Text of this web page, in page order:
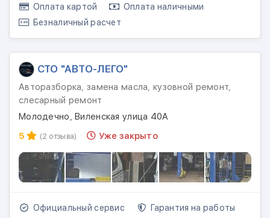
Оплата картой
Оплата наличными
Безналичный расчет
СТО "АВТО-ЛЕГО"
Авторазборка, замена масла, кузовной ремонт,
слесарный ремонт
Молодечно, Виленская улица 40А
5
(2 отзыва) Уже закрыто
Официальный сервис
Гарантия на работы